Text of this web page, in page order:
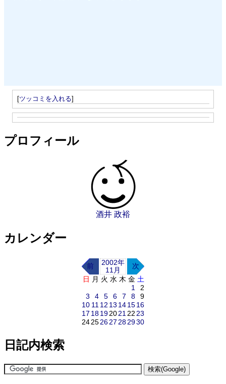
[ツッコミを入れる]
プロフィール
酒井 政裕
カレンダー
前
2002年
11月
次
日 月 火 水 木 金 土
1
2
3
4 5 6 7 8
9
10 11 12 13 141516
17 18192021 22 23
24252627 282930
日記内検索